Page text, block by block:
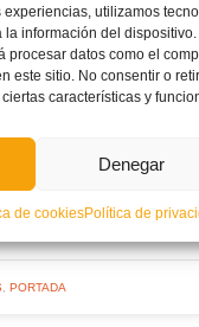
experiencias, utilizamos
la información del
procesar datos como el
este sitio. No consentir o
características y
Denegar
de cookiesPolítica de
DE ACTUALIZACIÓN
, PORTADA